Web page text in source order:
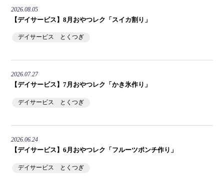
2026.08.05
【デイサービス】8月おやつレク「スイカ割り」
デイサービス とくつぎ
2026.07.27
【デイサービス】7月おやつレク「かき氷作り」
デイサービス とくつぎ
2026.06.24
【デイサービス】6月おやつレク「フルーツポンチ作り」
デイサービス とくつぎ